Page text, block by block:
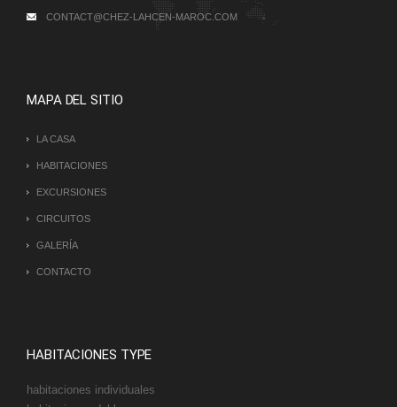
CONTACT@CHEZ-LAHCEN-MAROC.COM
MAPA DEL SITIO
LA CASA
HABITACIONES
EXCURSIONES
CIRCUITOS
GALERÍA
CONTACTO
HABITACIONES TYPE
habitaciones individuales